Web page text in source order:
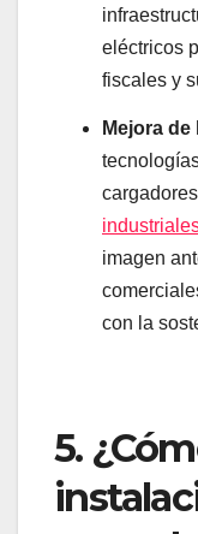
eléctricos
fiscales y
Mejora
imagen
con la
5.